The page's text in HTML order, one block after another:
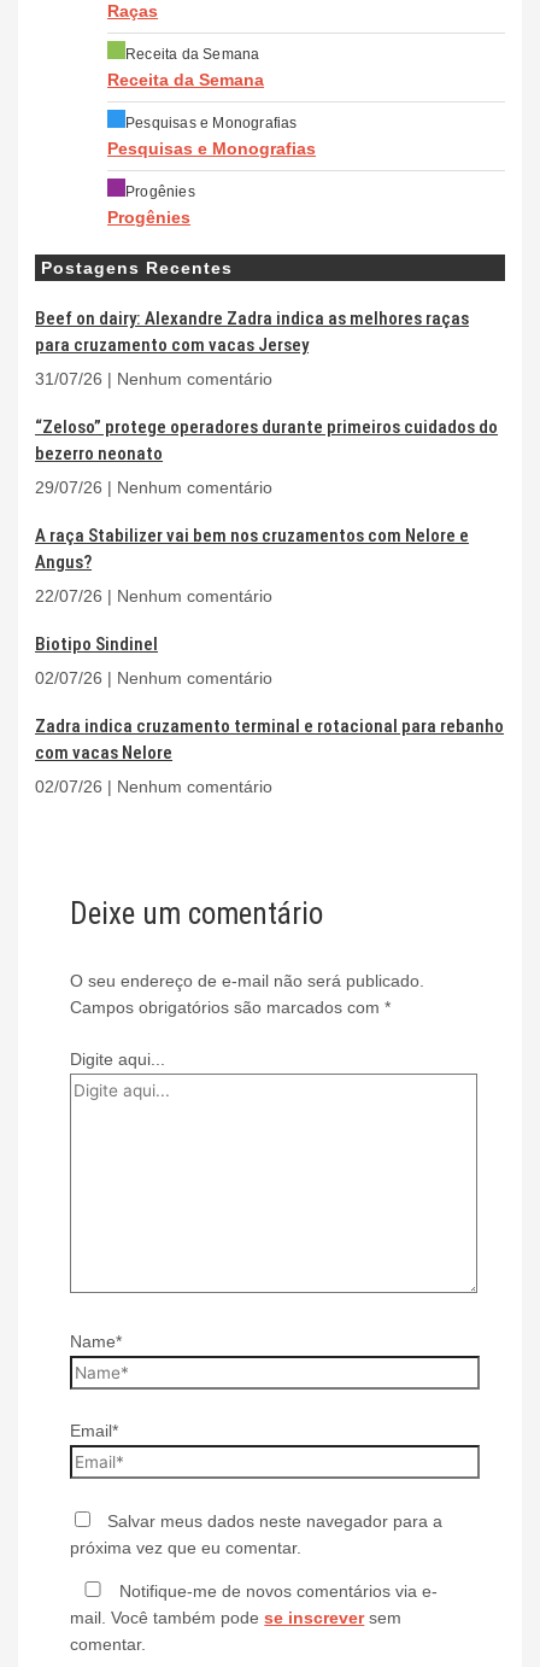
Raças
Receita da Semana
Receita da Semana
Pesquisas e Monografias
Pesquisas e Monografias
Progênies
Progênies
Postagens Recentes
Beef on dairy: Alexandre Zadra indica as melhores raças
para cruzamento com vacas Jersey
31/07/26 Nenhum comentário
“Zeloso” protege operadores durante primeiros cuidados do
bezerro neonato
29/07/26 Nenhum comentário
A raça Stabilizer vai bem nos cruzamentos com Nelore e
Angus?
22/07/26 Nenhum comentário
Biotipo Sindinel
02/07/26 Nenhum comentário
Zadra indica cruzamento terminal e rotacional para rebanho
com vacas Nelore
02/07/26 Nenhum comentário
Deixe um comentário
O seu endereço de e-mail não será publicado.
Campos obrigatórios são marcados com*
Digite aqui...
Name*
Email*
Salvar meus dados neste navegador para a
próxima vez que eu comentar.
Notifique-me de novos comentários via e-
mail. Você também podese inscreversem
comentar.